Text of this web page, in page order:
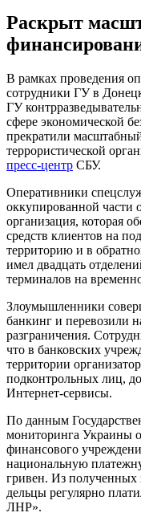
Раскрыт
В рамках проведения
сотрудники ГУ в
ГУ
сфере экономической
прекратили
террористической
пресс-центр СБУ.
Оперативники
оккупированной части
организация, которая
средств клиентов на
территорию и в
имел двадцать
терминалов на
Злоумышленники
банкинг и перевозили
разграничения.
что в банковских
территории
подконтрольных лиц,
Интернет-сервисы.
По данным
мониторинга Украины
финансового
национальную
гривен. Из полученных
дельцы регулярно
ЛНР».